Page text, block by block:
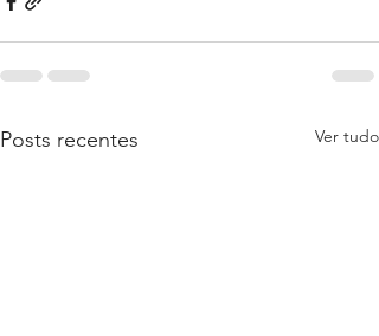
Posts recentes Ver tudo